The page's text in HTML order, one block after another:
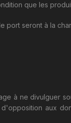
que les
port seront à la
à ne divulguer
aux